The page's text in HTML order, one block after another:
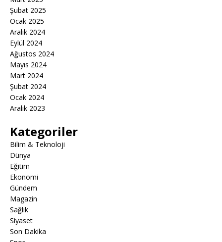
Şubat 2025
Ocak 2025
Aralık 2024
Eylül 2024
Ağustos 2024
Mayıs 2024
Mart 2024
Şubat 2024
Ocak 2024
Aralık 2023
Kategoriler
Bilim & Teknoloji
Dünya
Eğitim
Ekonomi
Gündem
Magazin
Sağlık
Siyaset
Son Dakika